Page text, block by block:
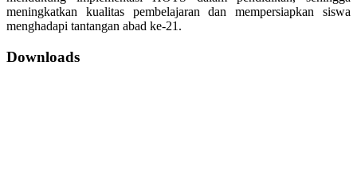
meningkatkan kualitas pembelajaran dan mempersiapkan siswa
menghadapi tantangan abad ke-21.
Downloads